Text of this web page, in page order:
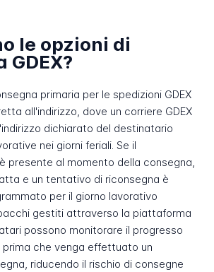
le opzioni di
GDEX?
primaria per le spedizioni GDEX
all'indirizzo, dove un corriere GDEX
dichiarato del destinatario
nei giorni feriali. Se il
presente al momento della consegna,
e un tentativo di riconsegna è
per il giorno lavorativo
gestiti attraverso la piattaforma
possono monitorare il progresso
prima che venga effettuato un
riducendo il rischio di consegne